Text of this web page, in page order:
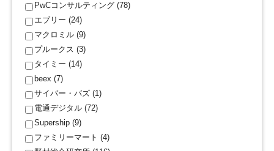
PwCコンサルティング (78)
エブリー (24)
マクロミル (9)
プルークス (3)
タイミー (14)
beex (7)
サイバー・バズ (1)
電通デジタル (72)
Supership (9)
ファミリーマート (4)